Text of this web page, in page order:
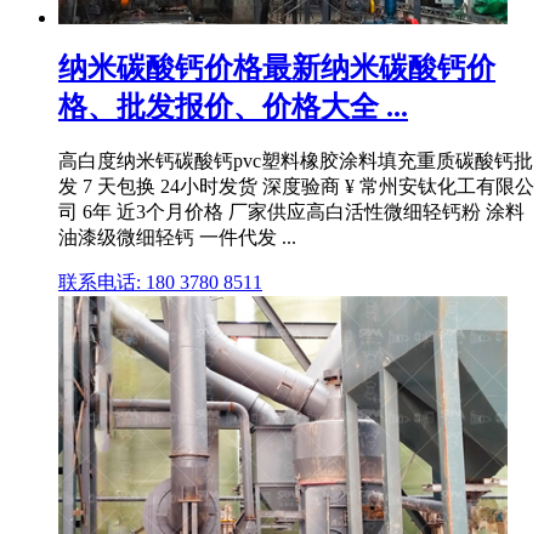
纳米碳酸钙价格最新纳米碳酸钙价
格、批发报价、价格大全 ...
高白度纳米钙碳酸钙pvc塑料橡胶涂料填充重质碳酸钙批
发 7 天包换 24小时发货 深度验商 ¥ 常州安钛化工有限公
司 6年 近3个月价格 厂家供应高白活性微细轻钙粉 涂料
油漆级微细轻钙 一件代发 ...
联系电话: 180 3780 8511